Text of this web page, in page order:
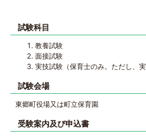
試験科目
教養試験
面接試験
実技試験（保育士のみ。ただし、
試験会場
東郷町役場又は町立保育園
受験案内及び申込書